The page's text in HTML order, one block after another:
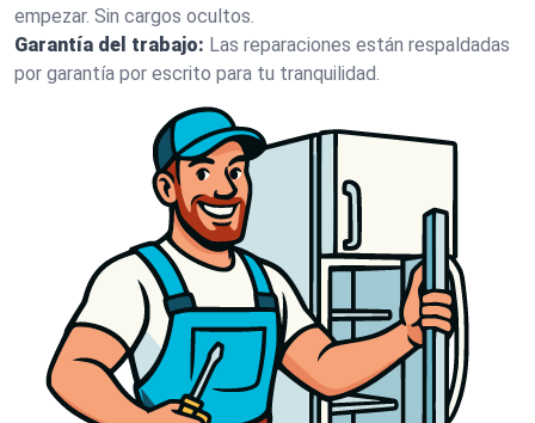
empezar. Sin cargos ocultos.
Garantía del trabajo: Las reparaciones están respaldadas
por garantía por escrito para tu tranquilidad.